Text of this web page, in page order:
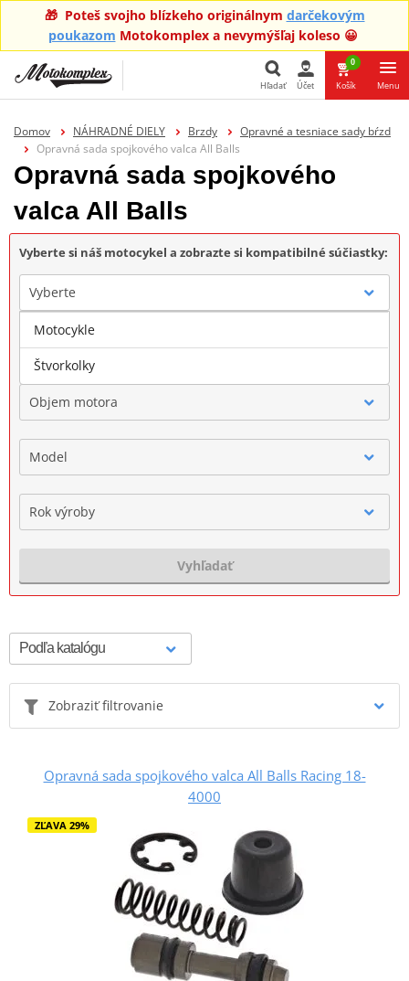
🎁 Poteš svojho blízkeho originálnym darčekovým
poukazom Motokomplex a nevymýšľaj koleso 😀
Hľadať
Hľadať Účet
0
Košík Menu
Domov NÁHRADNÉ DIELY Brzdy
Opravné a tesniace sady bŕzd
Opravná sada spojkového valca All Balls
Opravná sada spojkového
valca All Balls
Vyberte si náš motocykel a zobrazte si kompatibilné súčiastky:
Vyberte
Značka
Objem motora
Model
Rok výroby
Vyhľadať
Zobraziť filtrovanie
Opravná sada spojkového valca All Balls Racing 18-
4000
ZĽAVA 29%
Motocykle
Štvorkolky